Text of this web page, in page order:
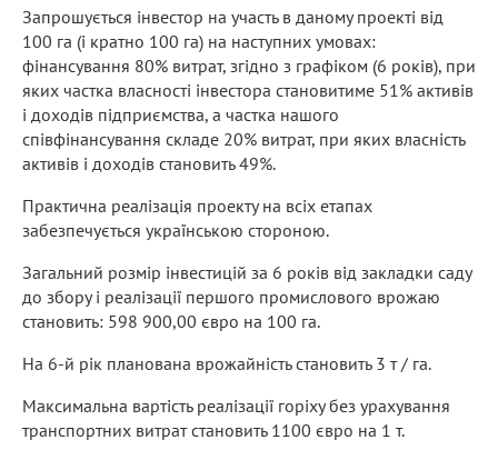
Запрошується інвестор на участь в даному проекті від
100 га (і кратно 100 га) на наступних умовах:
фінансування 80% витрат, згідно з графіком (6 років), при
яких частка власності інвестора становитиме 51% активів
і доходів підприємства, а частка нашого
співфінансування складе 20% витрат, при яких власність
активів і доходів становить 49%.
Практична реалізація проекту на всіх етапах
забезпечується українською стороною.
Загальний розмір інвестицій за 6 років від закладки саду
до збору і реалізації першого промислового врожаю
становить: 598 900,00 євро на 100 га.
На 6-й рік планована врожайність становить 3 т / га.
Максимальна вартість реалізації горіху без урахування
транспортних витрат становить 1100 євро на 1 т.